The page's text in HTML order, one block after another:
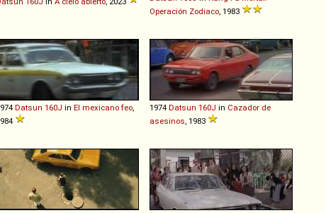
Operación Zodiaco , 1983
Datsun 160J in El mexicano feo 1974 Datsun 160J in Cazador de
asesinos , 1983